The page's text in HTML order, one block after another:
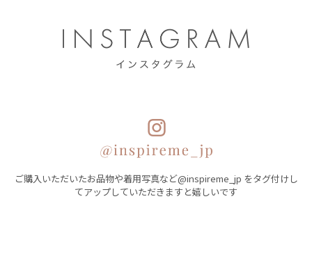
ご購入いただいたお品物や着用写真など@inspireme_jp をタグ付けし
てアップしていただきますと嬉しいです